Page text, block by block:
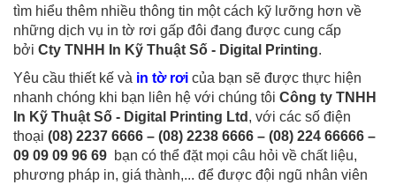
tìm hiểu thêm nhiều thông tin một cách kỹ lưỡng hơn về
những dịch vụ in tờ rơi gấp đôi đang được cung cấp
bởi Cty TNHH In Kỹ Thuật Số - Digital Printing.
Yêu cầu thiết kế và in tờ rơi của bạn sẽ được thực hiện
nhanh chóng khi bạn liên hệ với chúng tôi Công ty TNHH
In Kỹ Thuật Số - Digital Printing Ltd , với các số điện
thoại (08) 2237 6666 – (08) 2238 6666 – (08) 224 66666 –
09 09 09 96 69 bạn có thể đặt mọi câu hỏi về chất liệu,
phương pháp in, giá thành,... để được đội ngũ nhân viên